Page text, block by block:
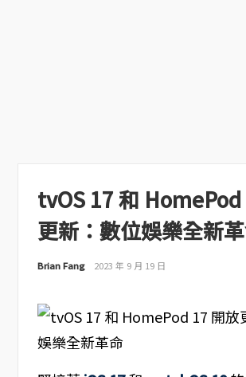
tvOS 17 和
更新：數位娛樂全新
Brian Fang 2023 年 9 月 19 日